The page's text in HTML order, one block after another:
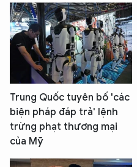
Trung Quốc tuyên bố 'các
biện pháp đáp trả' lệnh
trừng phạt thương mại
của Mỹ